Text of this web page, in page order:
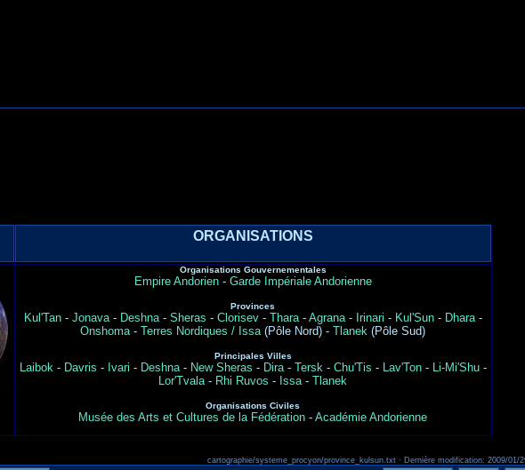
ORGANISATIONS
Organisations Gouvernementales
Empire Andorien- Garde Impériale Andorienne
Provinces
Kul'Tan- Jonava- Deshna- Sheras - Clorisev- Thara- Agrana- Irinari - Kul'Sun- Dhara-
Onshoma-Terres Nordiques / Issa(Pôle Nord) -Tlanek (Pôle Sud)
Principales Villes
Laibok- Davris - Ivari - Deshna- New Sheras - Dira- Tersk- Chu'Tis - Lav'Ton- Li-Mi'Shu-
Lor'Tvala- Rhi Ruvos - Issa-Tlanek
Organisations Civiles
Musée des Arts et Cultures de la Fédération -Académie Andorienne
cartographie/systeme_procyon/province_kulsun.txt · Dernière modification: 2009/01/